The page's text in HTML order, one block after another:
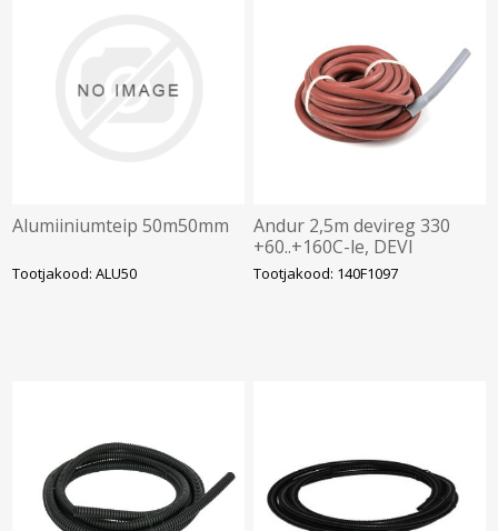
Alumiiniumteip 50m50mm
Tootjakood: ALU50
Andur 2,5m devireg 330
+60..+160C-le, DEVI
Tootjakood: 140F1097